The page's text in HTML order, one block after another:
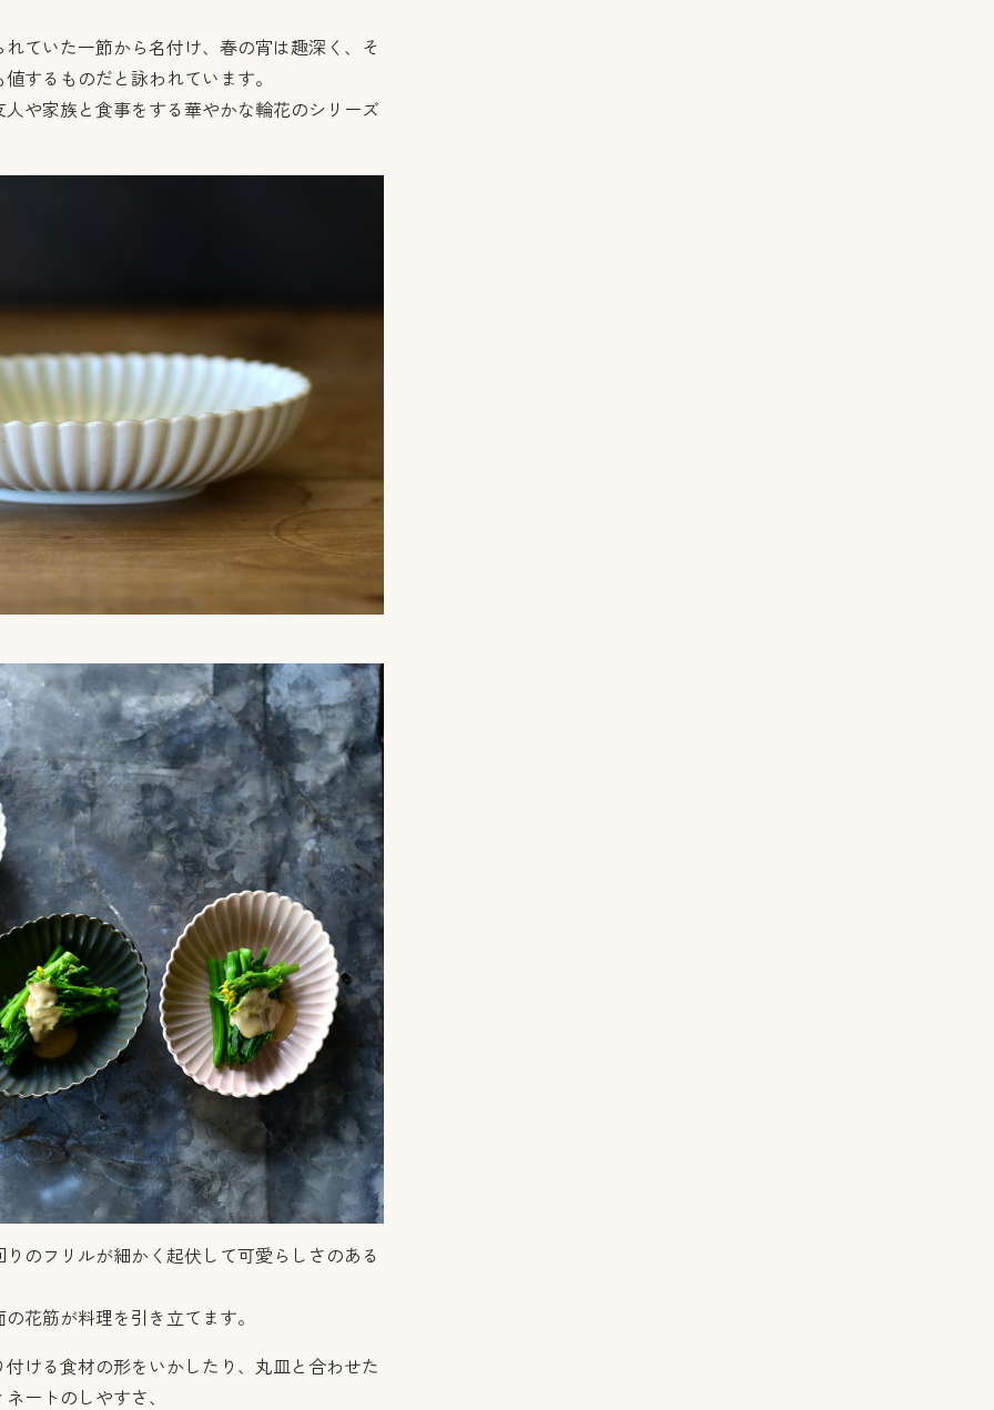
ていた一節から名付け、春の宵は趣深く、そ
するものだと詠われています。
や家族と食事をする華やかな輪花のシリーズ
のフリルが細かく起伏して可愛らしさのある
花筋が料理を引き立てます。
ける食材の形をいかしたり、丸皿と合わせた
ートのしやすさ、